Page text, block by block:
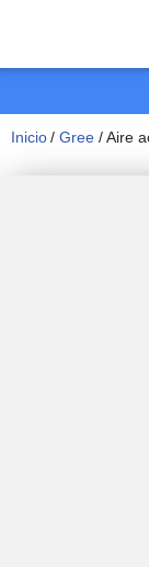
Inicio/Gree/ Aire